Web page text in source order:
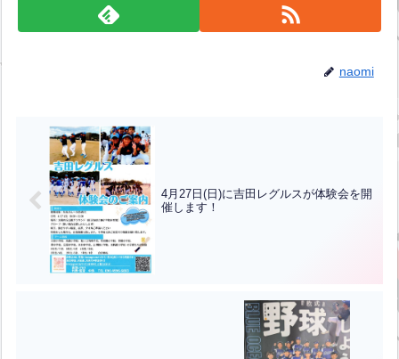
naomi
4月27日(日)に吉田レグルスが体験会を開
催します！